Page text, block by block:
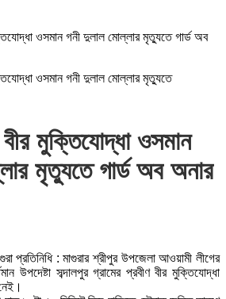
ওসমান গনী দুলাল মোল্লার মৃত্যুতে গার্ড অব
ওসমান গনী দুলাল মোল্লার মৃত্যুতে
বীর মুক্তিযোদ্ধা ওসমান
মৃত্যুতে গার্ড অব অনার
প্রতিনিধি : মাগুরার শ্রীপুর উপজেলা আওয়ামী লীগের
উপদেষ্টা সব্দালপুর গ্রামের প্রবীণ বীর মুক্তিযোদ্ধা